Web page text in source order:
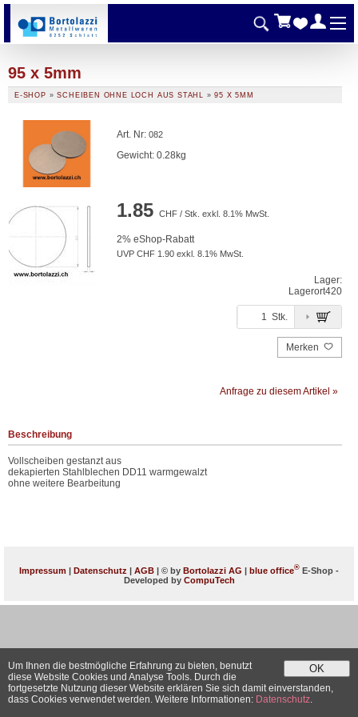
95 x 5mm
E-SHOP »SCHEIBEN OHNE LOCH AUS STAHL »95 X 5MM
Art. Nr: 082
Gewicht: 0.28kg
1.85 CHF / Stk. exkl. 8.1% MwSt.
2% eShop-Rabatt
UVP CHF 1.90 exkl. 8.1% MwSt.
Lager:
Lagerort420
Stk.
Merken
Anfrage zu diesem Artikel »
Beschreibung
Vollscheiben gestanzt aus
dekapierten Stahlblechen DD11 warmgewalzt
ohne weitere Bearbeitung
Impressum | Datenschutz | AGB | © by Bortolazzi AG | blue office® E-Shop -
Developed by CompuTech
OK
Um Ihnen die bestmögliche Erfahrung zu bieten, benutzt
diese Website Cookies und Analyse Tools. Durch die
fortgesetzte Nutzung dieser Website erklären Sie sich damit einverstanden,
dass Cookies verwendet werden. Weitere Informationen: Datenschutz.